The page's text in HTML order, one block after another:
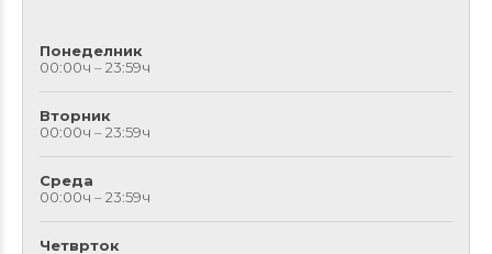
Понеделник
00:00ч – 23:59ч
Вторник
00:00ч – 23:59ч
Среда
00:00ч – 23:59ч
Четврток